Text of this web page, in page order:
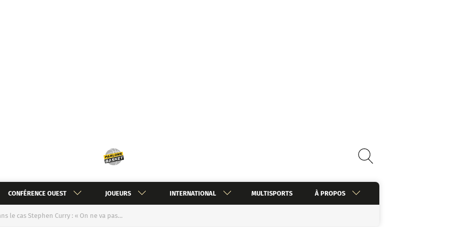
CONFÉRENCE OUEST JOUEURS INTERNATIONAL MULTISPORTS À PROPOS
le cas Stephen Curry : « On ne va pas…